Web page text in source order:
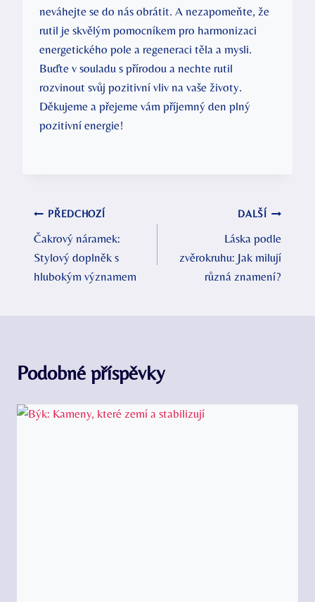
neváhejte se do nás obrátit. A nezapomeňte, že
rutil je skvělým pomocníkem pro harmonizaci
energetického pole a regeneraci těla a mysli.
Buďte v souladu s přírodou a nechte rutil
rozvinout svůj pozitivní vliv na vaše životy.
Děkujeme a přejeme vám příjemný den plný
pozitivní energie!
Navigace
pro
příspěvek
PŘEDCHOZÍ
Čakrový náramek:
Stylový doplněk s
hlubokým významem
DALŠÍ
Láska podle
zvěrokruhu: Jak milují
různá znamení?
Podobné příspěvky